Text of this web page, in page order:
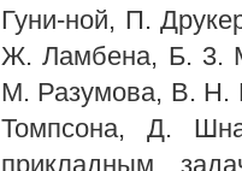
Гуни-ной, П.
Ж. Ламбена, Б. 3.
М. Разумова, В. Н.
Томпсона, Д.
прикладным